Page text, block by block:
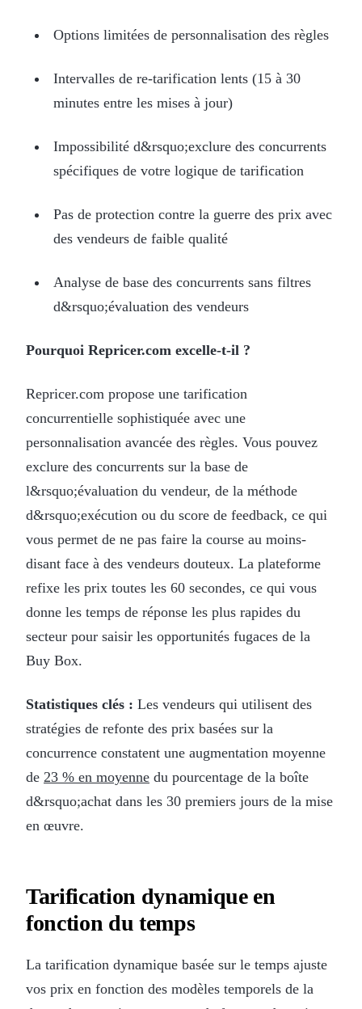
Options limitées de personnalisation des règles
Intervalles de re-tarification lents (15 à 30
minutes entre les mises à jour)
Impossibilité d&rsquo;exclure des concurrents
spécifiques de votre logique de tarification
Pas de protection contre la guerre des prix avec
des vendeurs de faible qualité
Analyse de base des concurrents sans filtres
d&rsquo;évaluation des vendeurs
Pourquoi Repricer.com excelle-t-il ?
Repricer.com propose une tarification
concurrentielle sophistiquée avec une
personnalisation avancée des règles. Vous pouvez
exclure des concurrents sur la base de
l&rsquo;évaluation du vendeur, de la méthode
d&rsquo;exécution ou du score de feedback, ce qui
vous permet de ne pas faire la course au moins-
disant face à des vendeurs douteux. La plateforme
refixe les prix toutes les 60 secondes, ce qui vous
donne les temps de réponse les plus rapides du
secteur pour saisir les opportunités fugaces de la
Buy Box.
Statistiques clés : Les vendeurs qui utilisent des
stratégies de refonte des prix basées sur la
concurrence constatent une augmentation moyenne
de 23 % en moyenne du pourcentage de la boîte
d&rsquo;achat dans les 30 premiers jours de la mise
en œuvre.
Tarification dynamique en
fonction du temps
La tarification dynamique basée sur le temps ajuste
vos prix en fonction des modèles temporels de la